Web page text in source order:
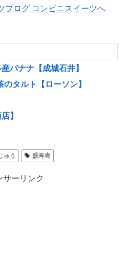
バナナ【成城石井】
タルト【ローソン】
】
ゅう 盛寿庵
サーリンク